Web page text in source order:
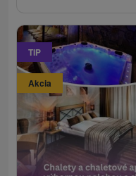
TIP
Akcia